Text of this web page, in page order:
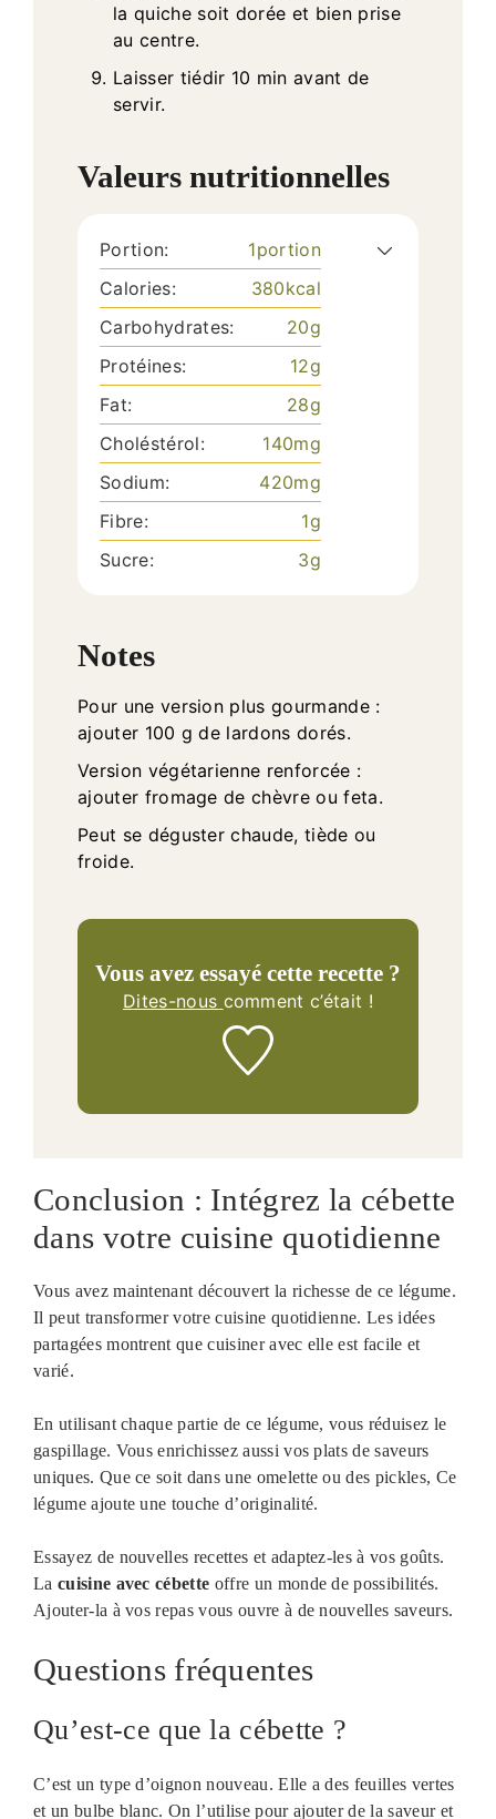
la quiche soit dorée et bien prise
au centre.
Laisser tiédir 10 min avant de
servir.
Valeurs nutritionnelles
Portion: 1portion
Calories:
380kcal
Carbohydrates:
20g
Protéines:
12g
Fat:
28g
Choléstérol:
140mg
Sodium:
420mg
Fibre:
1g
Sucre:
3g
Notes
Pour une version plus gourmande :
ajouter 100 g de lardons dorés.
Version végétarienne renforcée :
ajouter fromage de chèvre ou feta.
Peut se déguster chaude, tiède ou
froide.
Vous avez essayé cette recette ?
Dites-nous comment c’était !
Conclusion : Intégrez la cébette
dans votre cuisine quotidienne
Vous avez maintenant découvert la richesse de ce légume.
Il peut transformer votre cuisine quotidienne. Les idées
partagées montrent que cuisiner avec elle est facile et
varié.
En utilisant chaque partie de ce légume, vous réduisez le
gaspillage. Vous enrichissez aussi vos plats de saveurs
uniques. Que ce soit dans une omelette ou des pickles, Ce
légume ajoute une touche d’originalité.
Essayez de nouvelles recettes et adaptez-les à vos goûts.
La cuisine avec cébette offre un monde de possibilités.
Ajouter-la à vos repas vous ouvre à de nouvelles saveurs.
Questions fréquentes
Qu’est-ce que la cébette ?
C’est un type d’oignon nouveau. Elle a des feuilles vertes
et un bulbe blanc. On l’utilise pour ajouter de la saveur et